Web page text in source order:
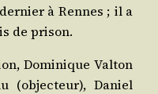
à Rennes ; il a
de prison.
Domi­nique Val­ton
(objec­teur), Daniel